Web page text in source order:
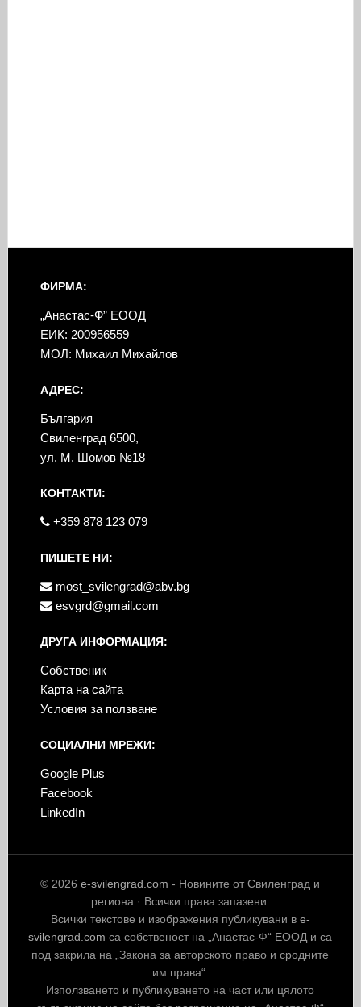
ФИРМА:
„Анастас-Ф” ЕООД
ЕИК: 200956559
МОЛ: Михаил Михайлов
АДРЕС:
България
Свиленград 6500,
ул. М. Шомов №18
КОНТАКТИ:
+359 878 123 079
ПИШЕТЕ НИ:
most_svilengrad@abv.bg
esvgrd@gmail.com
ДРУГА ИНФОРМАЦИЯ:
Собственик
Карта на сайта
Условия за ползване
СОЦИАЛНИ МРЕЖИ:
Google Plus
Facebook
LinkedIn
© 2026e-svilengrad.com - Новините от Свиленград и
региона · Всички права запазени.
Всички текстове и изображения публикувани в e-
svilengrad.com са собственост на „Анастас-Ф“ ЕООД и са
под закрила на „Закона за авторското право и сродните
им права“.
Използването и публикуването на част или цялото